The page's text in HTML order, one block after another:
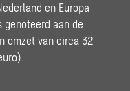
en Europa
genoteerd aan de
omzet van circa 32